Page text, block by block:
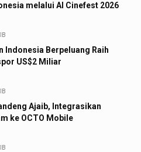
melalui AI Cinefest 2026
Indonesia Berpeluang Raih
US$2 Miliar
Ajaib, Integrasikan
ke OCTO Mobile